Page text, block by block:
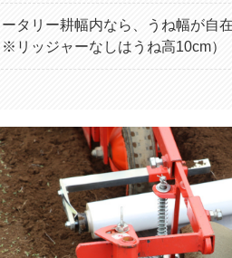
ータリー耕幅内なら、うね幅が自
※リッジャーなしはうね高10cm）